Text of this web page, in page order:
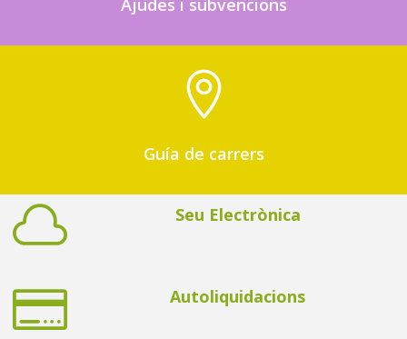

Guía de carrers
 Seu Electrònica
 Autoliquidacions